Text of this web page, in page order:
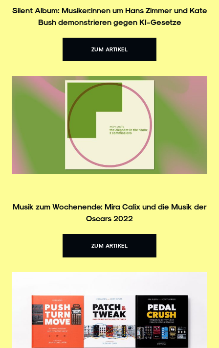
Silent Album: Musiker:innen um Hans Zimmer und Kate
Bush demonstrieren gegen KI-Gesetze
ZUM ARTIKEL
Musik zum Wochenende: Mira Calix und die Musik der
Oscars 2022
ZUM ARTIKEL